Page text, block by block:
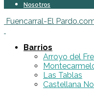
Nosotros
Fuencarral-El
Barrios
Arroyo del
Las Tablas
Castellana